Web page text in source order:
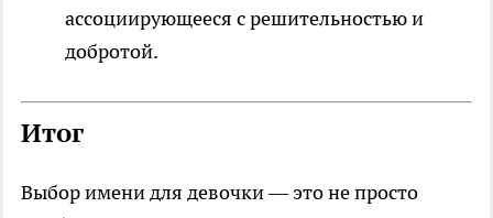
ассоциирующееся с решительностью и
добротой.
Итог
Выбор имени для девочки — это не просто